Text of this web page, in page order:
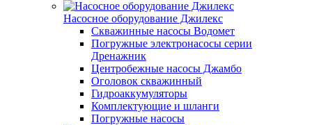
Насосное оборудование Джилекс
Скважинные насосы Водомет
Погружные электронасосы серии
Дренажник
Центробежные насосы Джамбо
Оголовок скважинный
Гидроаккумуляторы
Комплектующие и шланги
Погружные насосы